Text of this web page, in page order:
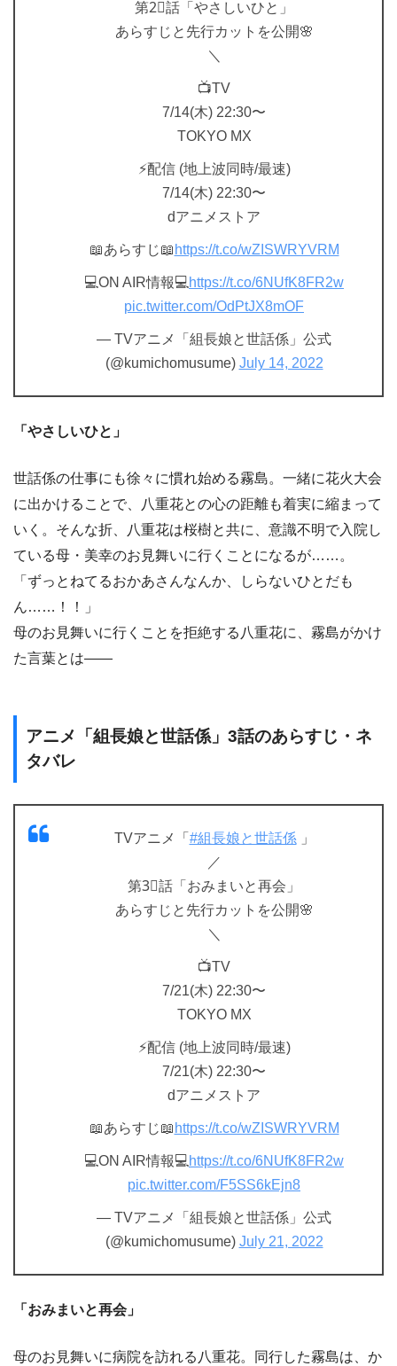
第2⃣話「やさしいひと」
あらすじと先行カットを公開🌸
＼
📺TV
7/14(木) 22:30〜
TOKYO MX
⚡配信 (地上波同時/最速)
7/14(木) 22:30〜
dアニメストア
📖あらすじ📖 https://t.co/wZISWRYVRM
💻ON AIR情報💻https://t.co/6NUfK8FR2w
pic.twitter.com/OdPtJX8mOF
— TVアニメ「組長娘と世話係」公式
(@kumichomusume) July 14, 2022
「やさしいひと」
世話係の仕事にも徐々に慣れ始める霧島。一緒に花火大会
に出かけることで、八重花との心の距離も着実に縮まって
いく。そんな折、八重花は桜樹と共に、意識不明で入院し
ている母・美幸のお見舞いに行くことになるが……。
「ずっとねてるおかあさんなんか、しらないひとだも
ん……！！」
母のお見舞いに行くことを拒絶する八重花に、霧島がかけ
た言葉とは――
アニメ「組長娘と世話係」3話のあらすじ・ネ
タバレ
TVアニメ「 #組長娘と世話係」
／
第3⃣話「おみまいと再会」
あらすじと先行カットを公開🌸
＼
📺TV
7/21(木) 22:30〜
TOKYO MX
⚡配信 (地上波同時/最速)
7/21(木) 22:30〜
dアニメストア
📖あらすじ📖 https://t.co/wZISWRYVRM
💻ON AIR情報💻 https://t.co/6NUfK8FR2w
pic.twitter.com/F5SS6kEjn8
— TVアニメ「組長娘と世話係」公式
(@kumichomusume) July 21, 2022
「おみまいと再会」
母のお見舞いに病院を訪れる八重花。同行した霧島は、か